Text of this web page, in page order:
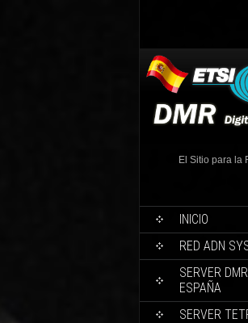
El Sitio para la
INICIO
RED ADN
SERVER
ESPAÑA
SERVER